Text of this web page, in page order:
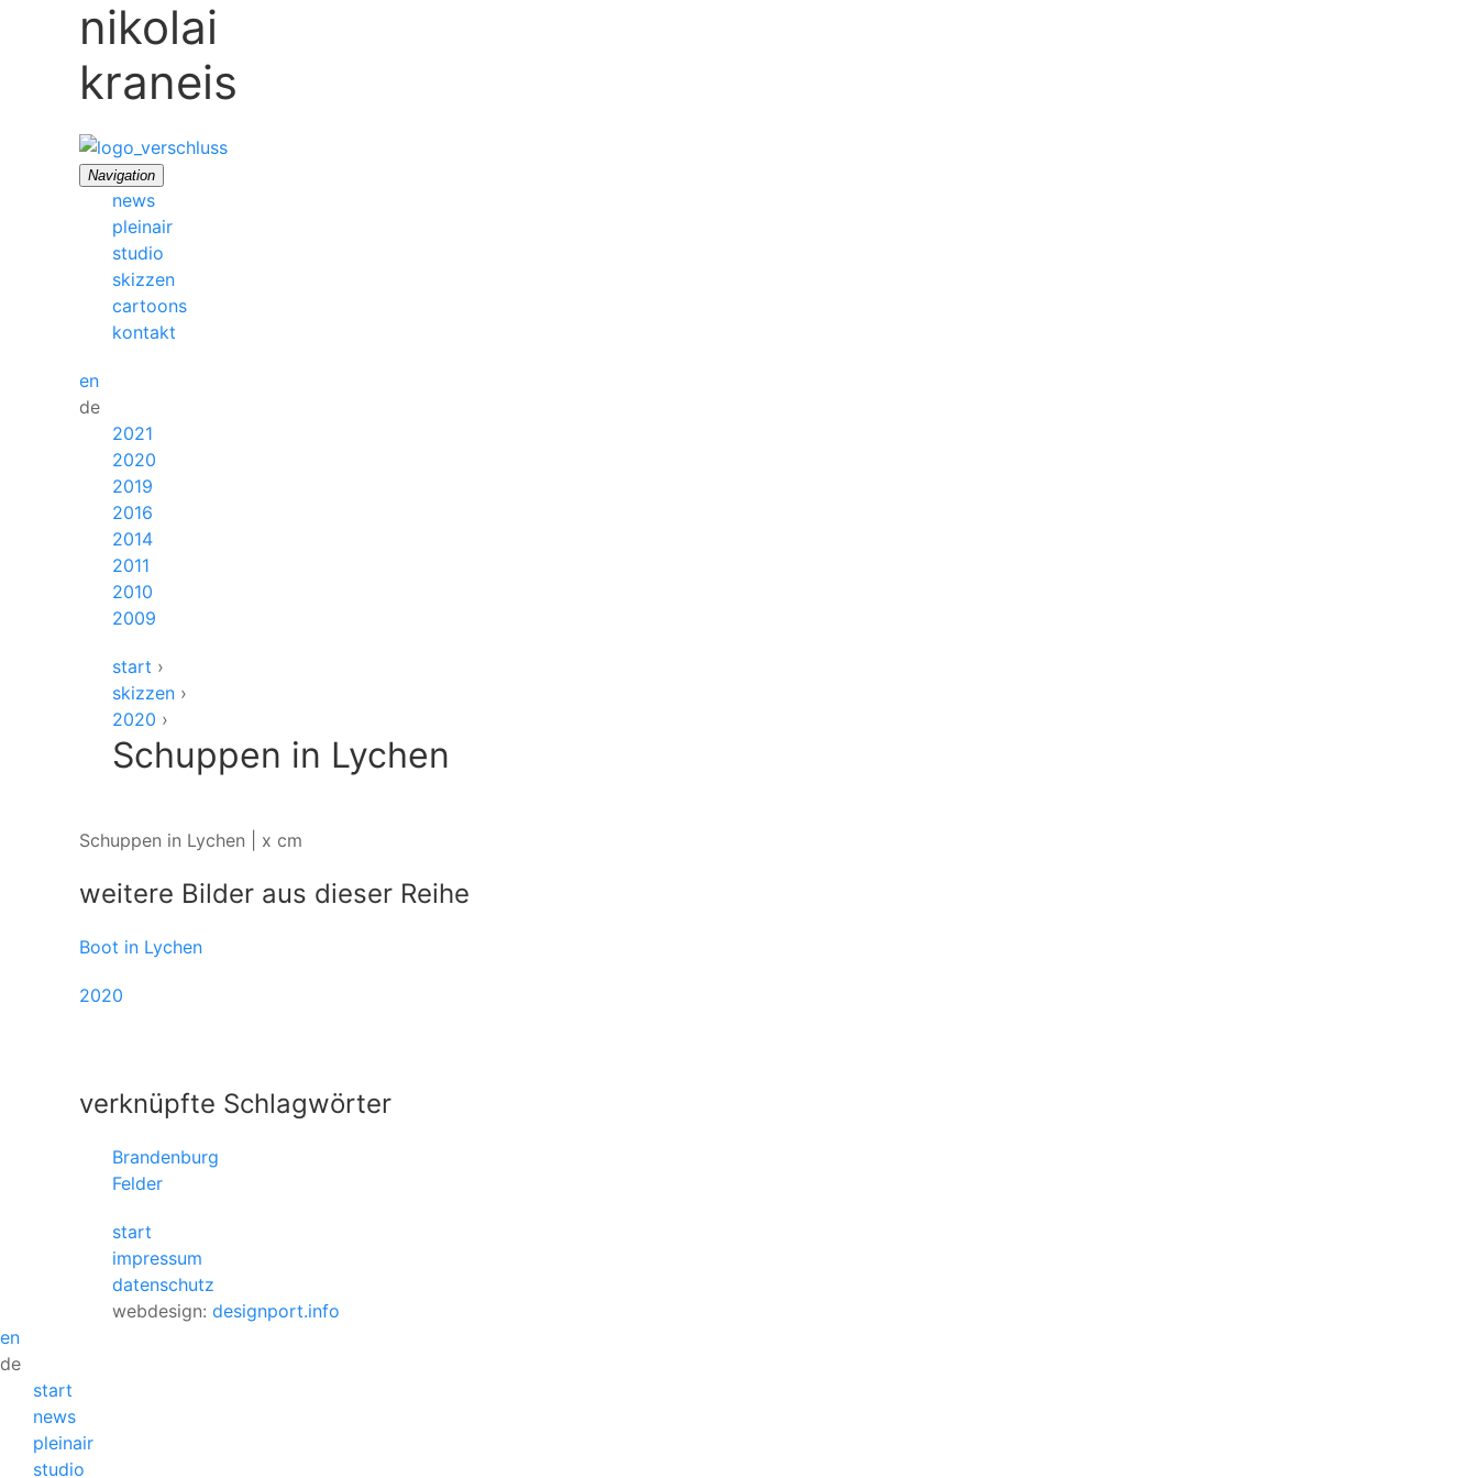
nikolai
kraneis
Navigation
news
pleinair
studio
skizzen
cartoons
kontakt
en
de
2021
2020
2019
2016
2014
2011
2010
2009
start ›
skizzen ›
2020 ›
Schuppen in Lychen
Schuppen in Lychen | x cm
weitere Bilder aus dieser Reihe
Boot in Lychen
2020
verknüpfte Schlagwörter
Brandenburg
Felder
start
impressum
datenschutz
webdesign: designport.info
en
de
start
news
pleinair
studio